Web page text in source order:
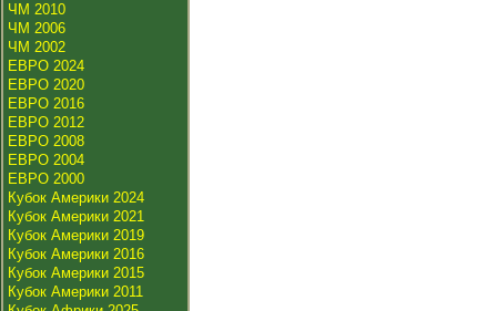
ЧМ 2010
ЧМ 2006
ЧМ 2002
ЕВРО 2024
ЕВРО 2020
ЕВРО 2016
ЕВРО 2012
ЕВРО 2008
ЕВРО 2004
ЕВРО 2000
Кубок Америки 2024
Кубок Америки 2021
Кубок Америки 2019
Кубок Америки 2016
Кубок Америки 2015
Кубок Америки 2011